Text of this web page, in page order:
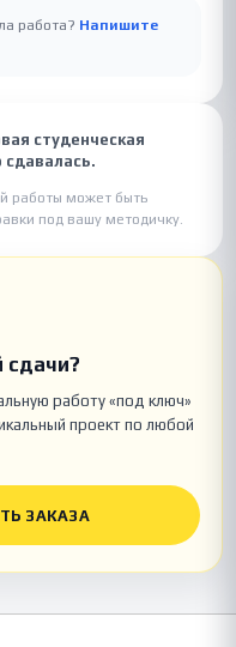
работа? Напишите
студенческая
сдавалась.
работы может быть
под вашу методичку.
сдачи?
работу «под ключ»
проект по любой
ЗАКАЗА